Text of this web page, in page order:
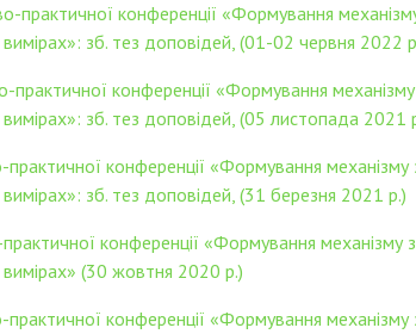
практичної конференції «Формування
зб. тез доповідей, (01-02 червня 2022
практичної конференції «Формування
зб. тез доповідей, (05 листопада 2021
конференції «Формування
зб. тез доповідей, (31 березня 2021 р.)
конференції «Формування механізму
(30 жовтня 2020 р.)
конференції «Формування